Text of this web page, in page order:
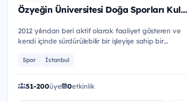
Özyeğin Üniversitesi Doğa Sporları Kulübü
2012 yılından beri aktif olarak faaliyet gösteren ve
kendi içinde sürdürülebilir bir işleyişe sahip bir
Spor İstanbul
51-200üye 0etkinlik